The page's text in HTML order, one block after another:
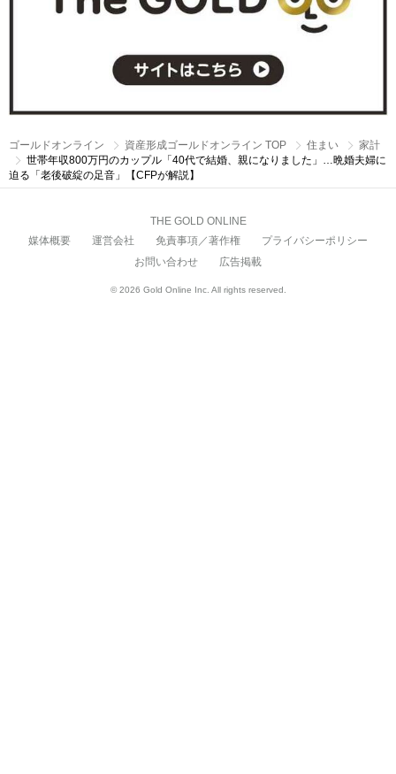
ゴールドオンライン 資産形成ゴールドオンライン TOP 住まい
家計
世帯年収800万円のカップル「40代で結婚、親になりました」…晩婚夫婦に
迫る「老後破綻の足音」【CFPが解説】
THE GOLD ONLINE
媒体概要
運営会社 免責事項／著作権
プライバシーポリシー
お問い合わせ
広告掲載
© 2026 Gold Online Inc. All rights reserved.